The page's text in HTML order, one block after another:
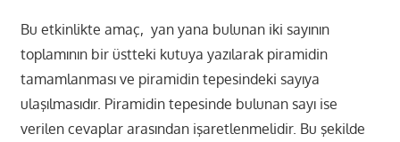
Bu etkinlikte amaç, yan yana bulunan iki sayının
toplamının bir üstteki kutuya yazılarak piramidin
tamamlanması ve piramidin tepesindeki sayıya
ulaşılmasıdır. Piramidin tepesinde bulunan sayı ise
verilen cevaplar arasından işaretlenmelidir. Bu şekilde